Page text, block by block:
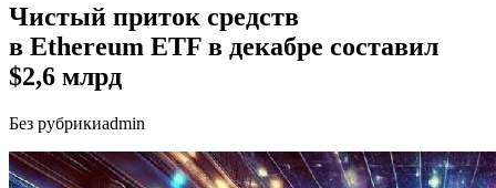
Чистый приток средств
в Ethereum ETF в декабре составил
$2,6 млрд
Без рубрикиadmin